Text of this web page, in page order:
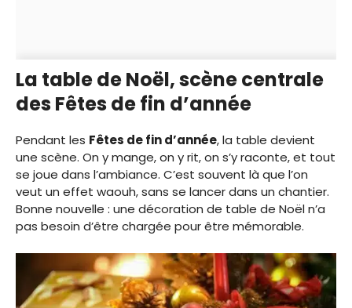
La table de Noël, scène centrale
des Fêtes de fin d’année
Pendant les Fêtes de fin d’année, la table devient
une scène. On y mange, on y rit, on s’y raconte, et tout
se joue dans l’ambiance. C’est souvent là que l’on
veut un effet waouh, sans se lancer dans un chantier.
Bonne nouvelle : une décoration de table de Noël n’a
pas besoin d’être chargée pour être mémorable.